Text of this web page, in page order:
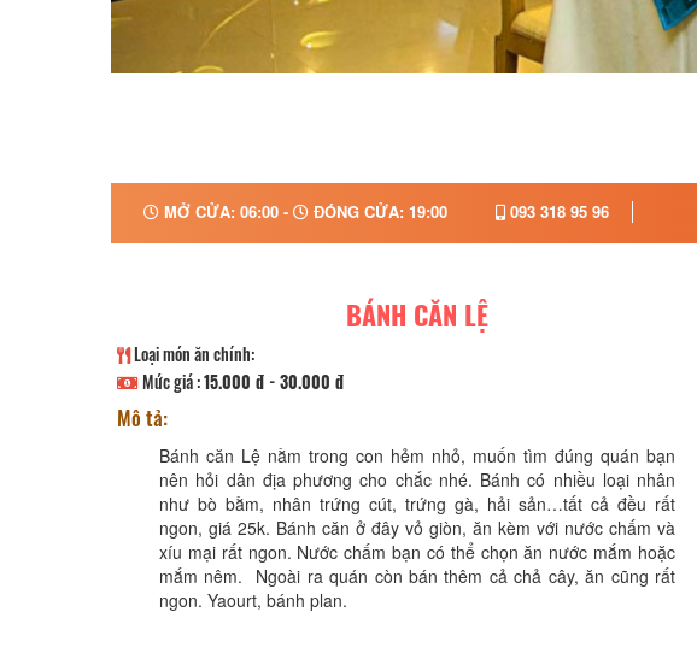
MỞ CỬA: 06:00 - ĐÓNG CỬA: 19:00 093 318 95 96
BÁNH CĂN LỆ
Loại món ăn chính:
Mức giá :15.000 đ - 30.000 đ
Mô tả:
Bánh căn Lệ nằm trong con hẻm nhỏ, muốn tìm đúng quán bạn
nên hỏi dân địa phương cho chắc nhé. Bánh có nhiều loại nhân
như bò bằm, nhân trứng cút, trứng gà, hải sản…tất cả đều rất
ngon, giá 25k. Bánh căn ở đây vỏ giòn, ăn kèm với nước chấm và
xíu mại rất ngon. Nước chấm bạn có thể chọn ăn nước mắm hoặc
mắm nêm. Ngoài ra quán còn bán thêm cả chả cây, ăn cũng rất
ngon. Yaourt, bánh plan.